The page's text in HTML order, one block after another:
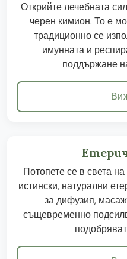
Открийте лечебната
черен кимион. То е
традиционно се
имунната и
поддържане
Потопете се в света
истински, натурални
за дифузия,
същевременно